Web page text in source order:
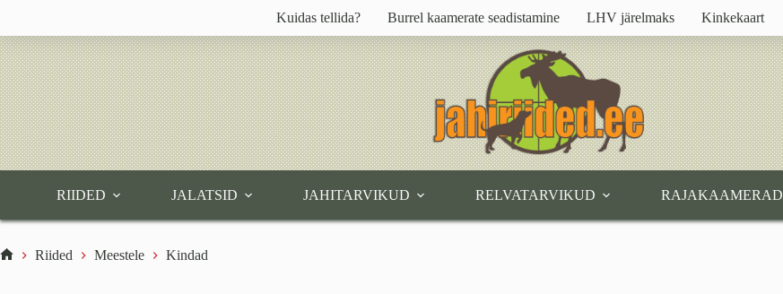
content
Kuidas tellida? Burrel kaamerate seadistamine LHV järelmaks Kinkekaart
RIIDED JALATSID JAHITARVIKUD RELVATARVIKUD RAJAKAAMERAD
Riided Meestele Kindad